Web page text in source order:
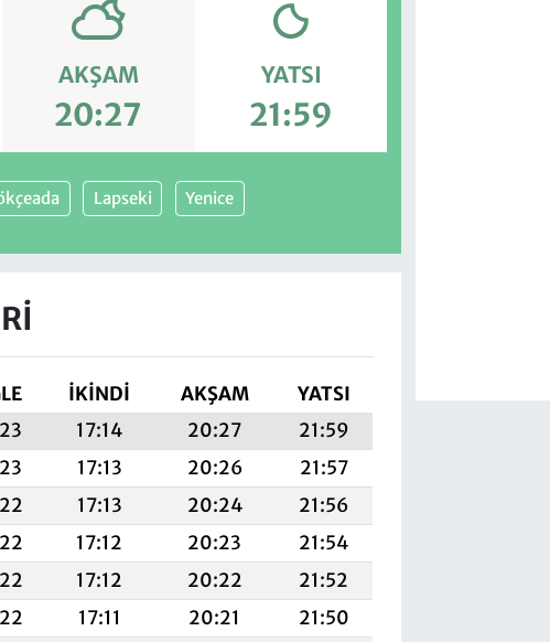
AKŞAM
20:27
YATSI
21:59
Lapseki Yenice
İKINDI AKŞAM
YATSI
17:14 20:27
21:59
17:13 20:26
21:57
17:13 20:24
21:56
17:12 20:23
21:54
17:12 20:22
21:52
17:11 20:21
21:50